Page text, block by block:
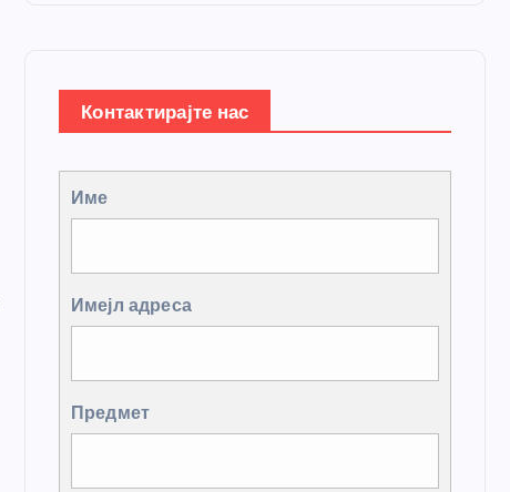
Контактирајте нас
Име
Имејл адреса
Предмет